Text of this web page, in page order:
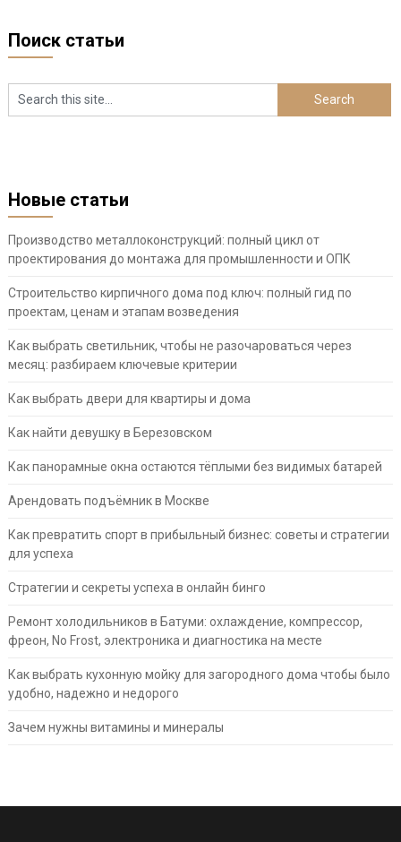
Поиск статьи
Новые статьи
Производство металлоконструкций: полный цикл от
проектирования до монтажа для промышленности и ОПК
Строительство кирпичного дома под ключ: полный гид по
проектам, ценам и этапам возведения
Как выбрать светильник, чтобы не разочароваться через
месяц: разбираем ключевые критерии
Как выбрать двери для квартиры и дома
Как найти девушку в Березовском
Как панорамные окна остаются тёплыми без видимых батарей
Арендовать подъёмник в Москве
Как превратить спорт в прибыльный бизнес: советы и стратегии
для успеха
Стратегии и секреты успеха в онлайн бинго
Ремонт холодильников в Батуми: охлаждение, компрессор,
фреон, No Frost, электроника и диагностика на месте
Как выбрать кухонную мойку для загородного дома чтобы было
удобно, надежно и недорого
Зачем нужны витамины и минералы